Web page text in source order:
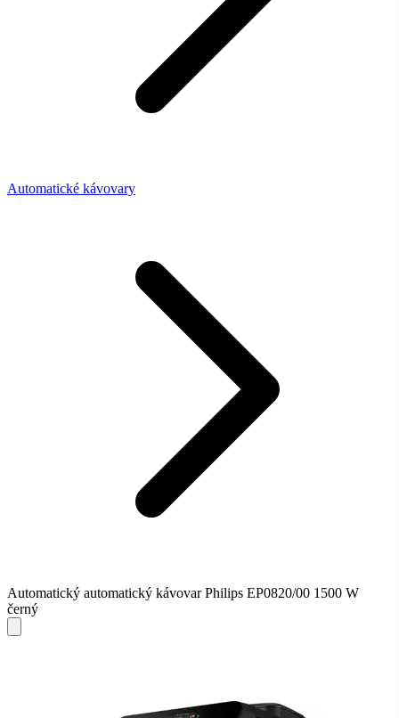
Automatické kávovary
Automatický automatický kávovar Philips EP0820/00 1500 W
černý